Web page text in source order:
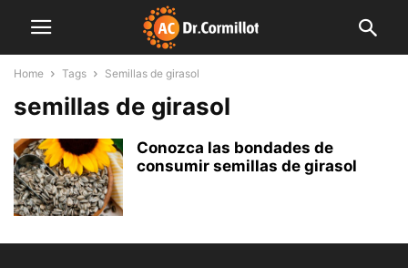
Home Tags Semillas de girasol
semillas de girasol
Conozca las bondades de
consumir semillas de girasol